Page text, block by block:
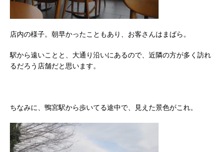
店内の様子。朝早かったこともあり、お客さんはまばら。
駅から遠いことと、大通り沿いにあるので、近隣の方が多く訪れ
るだろう店舗だと思います。
ちなみに、鴨宮駅から歩いてる途中で、見えた景色がこれ。